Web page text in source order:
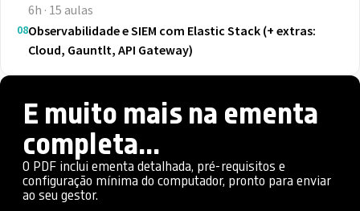
08
6h · 15 aulas
Observabilidade e SIEM com Elastic Stack (+ extras:
Cloud, Gauntlt, API Gateway)
E muito mais na ementa
completa...
O PDF inclui ementa detalhada, pré-requisitos e
configuração mínima do computador, pronto para enviar
ao seu gestor.